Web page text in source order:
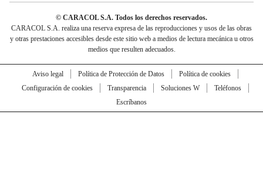
© CARACOL S.A. Todos los derechos reservados.
CARACOL S.A. realiza una reserva expresa de las reproducciones y usos de las obras
y otras prestaciones accesibles desde este sitio web a medios de lectura mecánica u otros
medios que resulten adecuados.
Aviso legal Política de Protección de Datos
Política de cookies
Configuración de cookies
Transparencia Soluciones W
Teléfonos
Escríbanos